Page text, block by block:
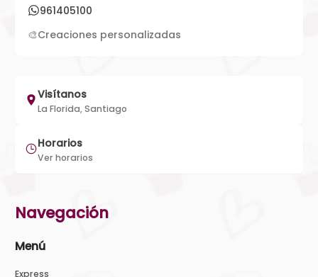
961405100
🎨Creaciones personalizadas
Visítanos
La Florida, Santiago
Horarios
Ver horarios
Navegación
Menú
Express